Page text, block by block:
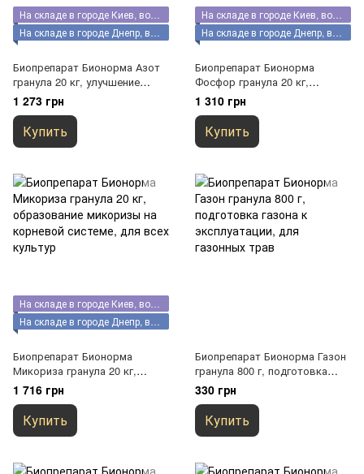
Биопрепарат Бионорма Азот
гранула 20 кг, улучшение
азотного питания, для всех
культур
1 273 грн
Купить
Биопрепарат Бионорма
Фосфор гранула 20 кг,
улучшение фосфорного
питания, для всех культур
1 310 грн
Купить
Биопрепарат Бионорма
Микориза гранула 20 кг,
образование микоризы на
корневой системе, для всех
культур
1 716 грн
Купить
Биопрепарат Бионорма Газон
гранула 800 г, подготовка
газона к эксплуатации, для
газонных трав
330 грн
Купить